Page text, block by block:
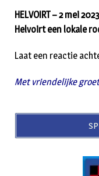
HELVOIRT – 2 mei
Helvoirt een lokale
Laat een reactie
Met vriendelijke